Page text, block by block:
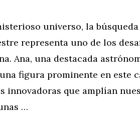
universo, la
representa uno de los
Ana, una destacada
figura prominente en este
innovadoras que amplían
…